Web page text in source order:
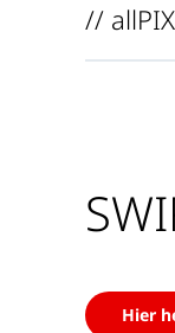
//
Hier